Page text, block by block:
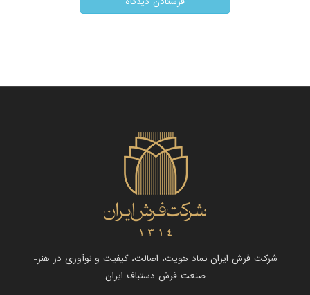
شرکت فرش ایران نماد هویت، اصالت، کیفیت و نوآوری در هنر-
صنعت فرش دستباف ایران